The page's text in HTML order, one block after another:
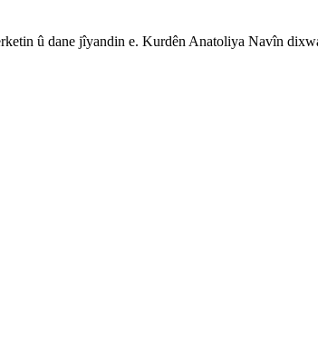
û dane jîyandin e. Kurdên Anatoliya Navîn